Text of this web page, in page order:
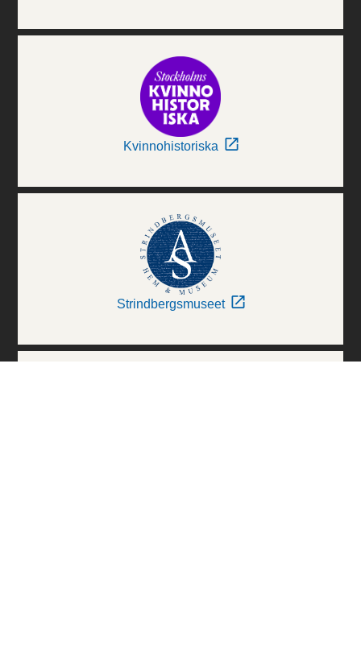
Kvinnohistoriska
Strindbergsmuseet